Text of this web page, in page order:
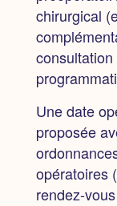
chirurgical
Une date
proposée
opératoires
rendez-